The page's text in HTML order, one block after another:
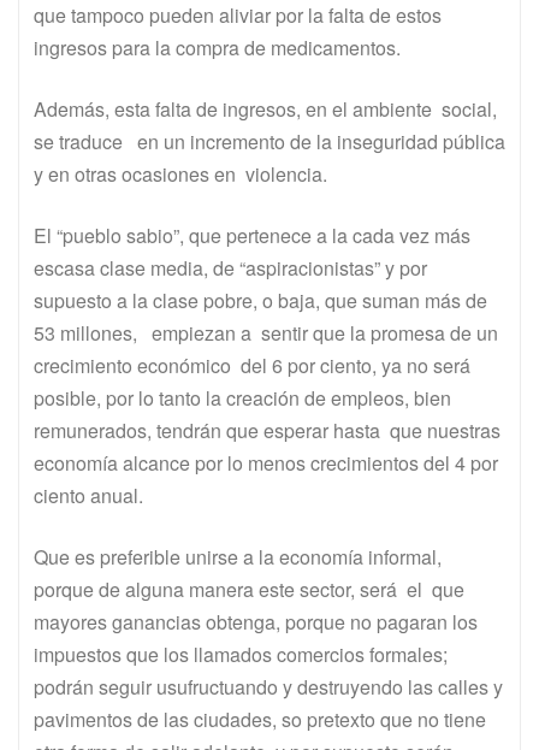
que tampoco pueden aliviar por la falta de estos
ingresos para la compra de medicamentos.
Además, esta falta de ingresos, en el ambiente social,
se traduce en un incremento de la inseguridad pública
y en otras ocasiones en violencia.
El “pueblo sabio”, que pertenece a la cada vez más
escasa clase media, de “aspiracionistas” y por
supuesto a la clase pobre, o baja, que suman más de
53 millones, empiezan a sentir que la promesa de un
crecimiento económico del 6 por ciento, ya no será
posible, por lo tanto la creación de empleos, bien
remunerados, tendrán que esperar hasta que nuestras
economía alcance por lo menos crecimientos del 4 por
ciento anual.
Que es preferible unirse a la economía informal,
porque de alguna manera este sector, será el que
mayores ganancias obtenga, porque no pagaran los
impuestos que los llamados comercios formales;
podrán seguir usufructuando y destruyendo las calles y
pavimentos de las ciudades, so pretexto que no tiene